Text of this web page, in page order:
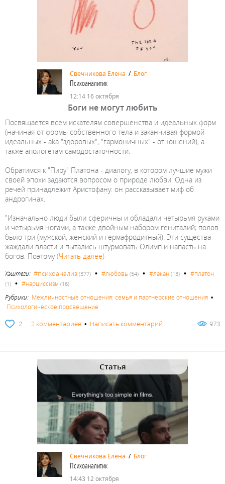
Свечникова Елена / Блог
Психоаналитик
12:14 16 октября
Боги не могут любить
Посвящается всем искателям совершенства и идеальных форм
(начиная от формы собственного тела и заканчивая формой
идеальных - aka "здоровых", "гармоничных" - отношений), а
также апологетам самодостаточности.
Обратимся к "Пиру" Платона - диалогу, в котором лучшие мужи
своей эпохи задаются вопросом о природе любви. Одна из
речей принадлежит Аристофану: он рассказывает миф об
андрогинах.
"Изначально люди были сферичны и обладали четырьмя руками
и четырьмя ногами, а также двойным набором гениталий; полов
было три (мужской, женский и гермафродитный). Эти существа
жаж­дали власти и пытались штурмовать Олимп и напасть на
богов. Поэтому(Читать далее)
Хэштеги: #психоанализ (377) • #любовь (54) • #лакан (13) • #платон
(1) • #нарциссизм (16)
Рубрики: Межличностные отношения: семья и партнерские отношения •
Психологическое просвещение
2 2 комментариев • Написать комментарий 973
Статья
Свечникова Елена / Блог
Психоаналитик
14:43 12 октября